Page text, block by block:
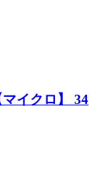
イクロ】 34